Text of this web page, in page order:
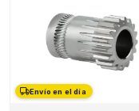
Envío en el día
Envío en el día